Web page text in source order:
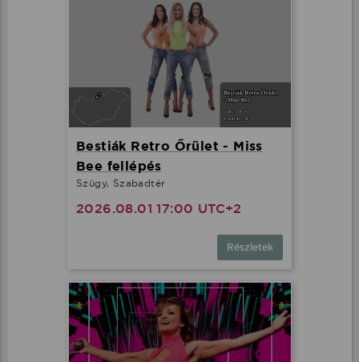
Bestiák Retro Őrület - Miss
Bee fellépés
Szügy, Szabadtér
2026.08.01 17:00 UTC+2
Részletek